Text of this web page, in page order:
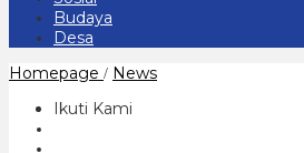
Budaya
Desa
Homepage / NewsWarga
Ikuti Kami